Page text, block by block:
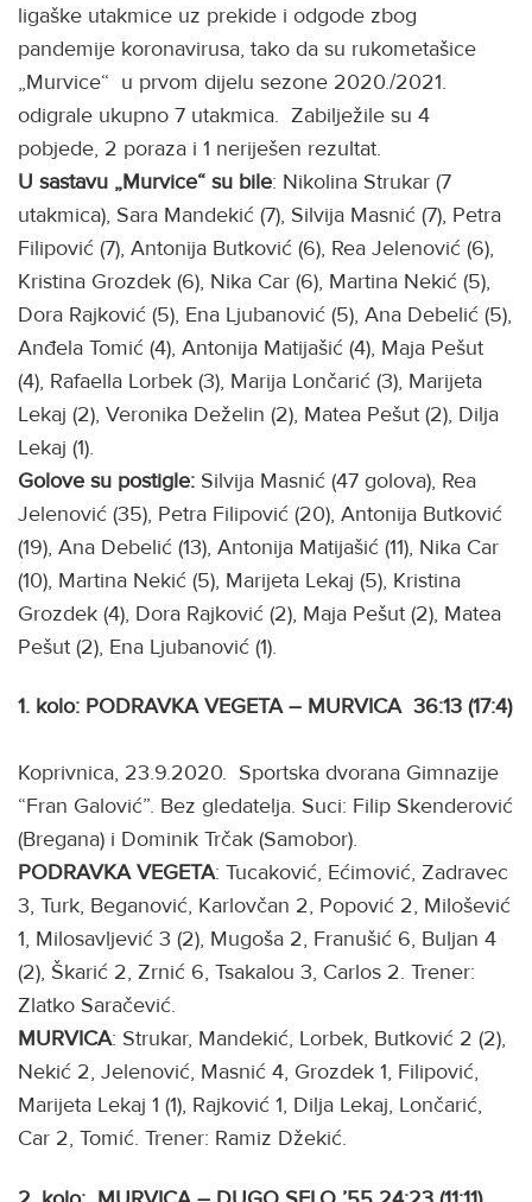
ligaške utakmice uz prekide i odgode zbog
pandemije koronavirusa, tako da su rukometašice
„Murvice“ u prvom dijelu sezone 2020./2021.
odigrale ukupno 7 utakmica. Zabilježile su 4
pobjede, 2 poraza i 1 neriješen rezultat.
U sastavu „Murvice“ su bile: Nikolina Strukar (7
utakmica), Sara Mandekić (7), Silvija Masnić (7), Petra
Filipović (7), Antonija Butković (6), Rea Jelenović (6),
Kristina Grozdek (6), Nika Car (6), Martina Nekić (5),
Dora Rajković (5), Ena Ljubanović (5), Ana Debelić (5),
Anđela Tomić (4), Antonija Matijašić (4), Maja Pešut
(4), Rafaella Lorbek (3), Marija Lončarić (3), Marijeta
Lekaj (2), Veronika Deželin (2), Matea Pešut (2), Dilja
Lekaj (1).
Golove su postigle: Silvija Masnić (47 golova), Rea
Jelenović (35), Petra Filipović (20), Antonija Butković
(19), Ana Debelić (13), Antonija Matijašić (11), Nika Car
(10), Martina Nekić (5), Marijeta Lekaj (5), Kristina
Grozdek (4), Dora Rajković (2), Maja Pešut (2), Matea
Pešut (2), Ena Ljubanović (1).
1. kolo: PODRAVKA VEGETA – MURVICA 36:13 (17:4)
Koprivnica, 23.9.2020. Sportska dvorana Gimnazije
“Fran Galović”. Bez gledatelja. Suci: Filip Skenderović
(Bregana) i Dominik Trčak (Samobor).
PODRAVKA VEGETA: Tucaković, Ećimović, Zadravec
3, Turk, Beganović, Karlovčan 2, Popović 2, Milošević
1, Milosavljević 3 (2), Mugoša 2, Franušić 6, Buljan 4
(2), Škarić 2, Zrnić 6, Tsakalou 3, Carlos 2. Trener:
Zlatko Saračević.
MURVICA: Strukar, Mandekić, Lorbek, Butković 2 (2),
Nekić 2, Jelenović, Masnić 4, Grozdek 1, Filipović,
Marijeta Lekaj 1 (1), Rajković 1, Dilja Lekaj, Lončarić,
Car 2, Tomić. Trener: Ramiz Džekić.